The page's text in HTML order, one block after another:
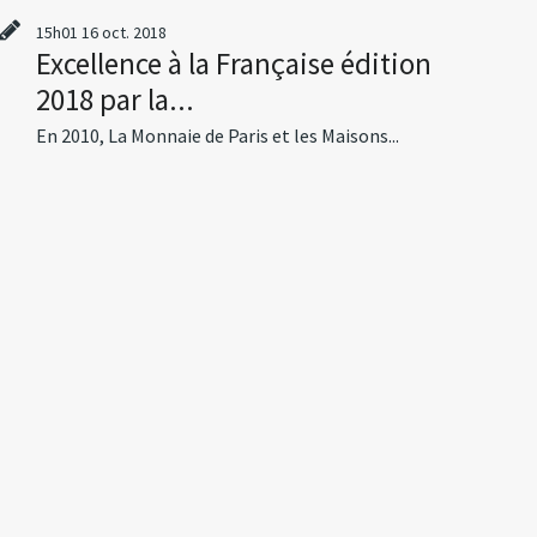
15h01 16oct. 2018
Excellence à la Française édition
2018 par la...
En 2010, La Monnaie de Paris et les Maisons...